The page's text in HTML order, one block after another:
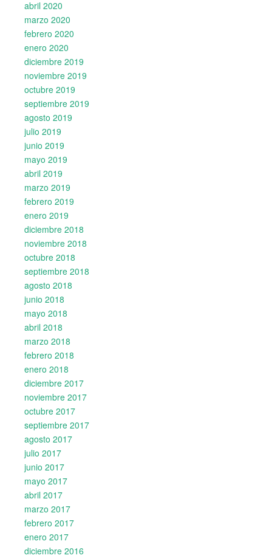
abril 2020
marzo 2020
febrero 2020
enero 2020
diciembre 2019
noviembre 2019
octubre 2019
septiembre 2019
agosto 2019
julio 2019
junio 2019
mayo 2019
abril 2019
marzo 2019
febrero 2019
enero 2019
diciembre 2018
noviembre 2018
octubre 2018
septiembre 2018
agosto 2018
junio 2018
mayo 2018
abril 2018
marzo 2018
febrero 2018
enero 2018
diciembre 2017
noviembre 2017
octubre 2017
septiembre 2017
agosto 2017
julio 2017
junio 2017
mayo 2017
abril 2017
marzo 2017
febrero 2017
enero 2017
diciembre 2016